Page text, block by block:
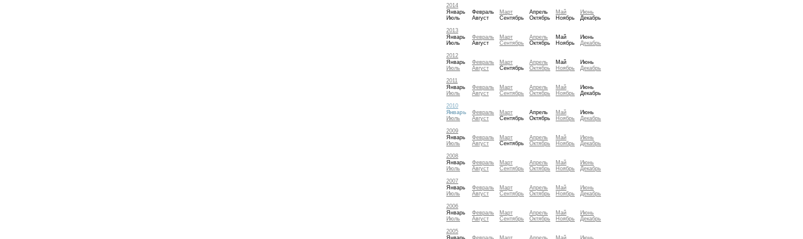
2014
Январь
Февраль Март Апрель Май
Июнь
Июль
Август Сентябрь Октябрь Ноябрь Декабрь
2013
Январь
Февраль Март Апрель Май
Июнь
Июль
Август Сентябрь Октябрь Ноябрь Декабрь
2012
Январь
Февраль Март Апрель Май
Июнь
Июль
Август Сентябрь Октябрь Ноябрь Декабрь
2011
Январь
Февраль Март Апрель Май
Июнь
Июль
Август Сентябрь Октябрь Ноябрь Декабрь
2010
Январь
Февраль Март Апрель Май
Июнь
Июль
Август Сентябрь Октябрь Ноябрь Декабрь
2009
Январь
Февраль Март Апрель Май
Июнь
Июль
Август Сентябрь Октябрь Ноябрь Декабрь
2008
Январь
Февраль Март Апрель Май
Июнь
Июль
Август Сентябрь Октябрь Ноябрь Декабрь
2007
Январь
Февраль Март Апрель Май
Июнь
Июль
Август Сентябрь Октябрь Ноябрь Декабрь
2006
Январь
Февраль Март Апрель Май
Июнь
Июль
Август Сентябрь Октябрь Ноябрь Декабрь
2005
Январь
Февраль Март Апрель Май
Июнь